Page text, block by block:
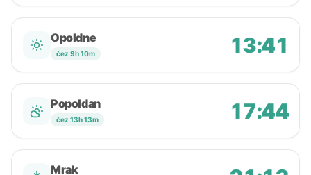
Opoldne
čez 9h 10m 13:41
Popoldan
čez 13h 13m 17:44
Mrak